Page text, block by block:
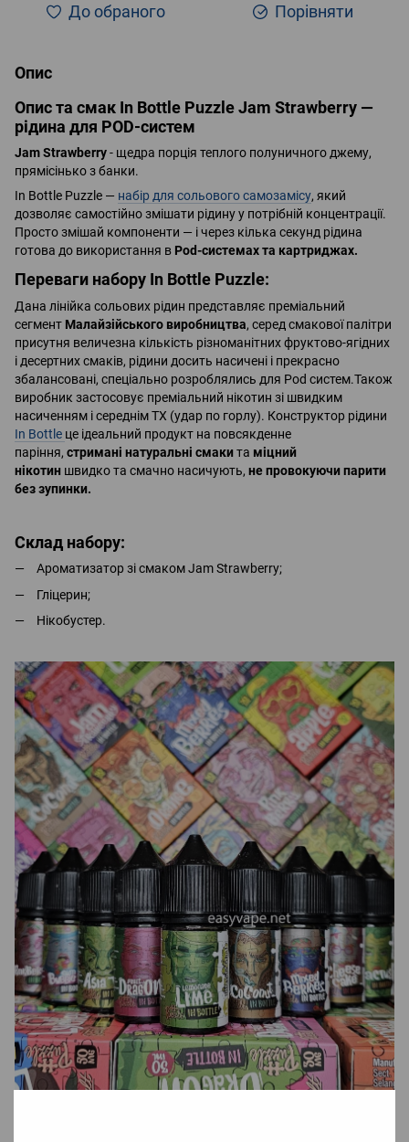
До обраного Порівняти
Опис
Опис та смак In Bottle Puzzle Jam Strawberry —
рідина для POD-систем
Jam Strawberry- щедра порція теплого полуничного джему,
прямісінько з банки.
In Bottle Puzzle — набір для сольового самозамісу, який
дозволяє самостійно змішати рідину у потрібній концентрації.
Просто змішай компоненти — і через кілька секунд рідина
готова до використання в Pod-системах та картриджах.
Переваги набору In Bottle Puzzle:
Дана лінійка сольових рідин представляє преміальний
сегмент Малайзійського виробництва, серед смакової палітри
присутня величезна кількість різноманітних фруктово-ягідних
і десертних смаків, рідини досить насичені і прекрасно
збалансовані, спеціально розроблялись для Pod систем.Також
виробник застосовує преміальний нікотин зі швидким
насиченням і середнім ТХ (удар по горлу). Конструктор рідини
In Bottle це ідеальний продукт на повсякденне
паріння, стримані натуральні смакита міцний
нікотин швидко та смачно насичують, не провокуючи парити
без зупинки.
Склад набору:
Ароматизатор зі смаком Jam Strawberry;
Гліцерин;
Нікобустер.